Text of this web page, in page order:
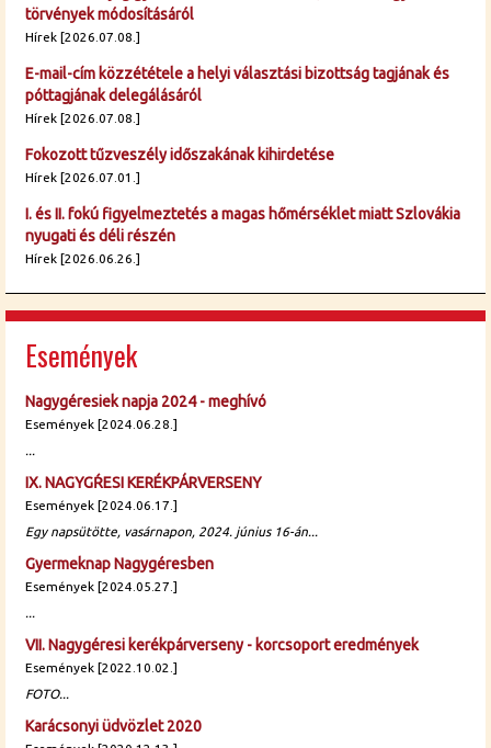
törvények módosításáról
Hírek [2026.07.08.]
E-mail-cím közzététele a helyi választási bizottság tagjának és
póttagjának delegálásáról
Hírek [2026.07.08.]
Fokozott tűzveszély időszakának kihirdetése
Hírek [2026.07.01.]
I. és II. fokú figyelmeztetés a magas hőmérséklet miatt Szlovákia
nyugati és déli részén
Hírek [2026.06.26.]
Események
Nagygéresiek napja 2024 - meghívó
Események [2024.06.28.]
...
IX. NAGYGŔESI KERÉKPÁRVERSENY
Események [2024.06.17.]
Egy napsütötte, vasárnapon, 2024. június 16-án...
Gyermeknap Nagygéresben
Események [2024.05.27.]
...
VII. Nagygéresi kerékpárverseny - korcsoport eredmények
Események [2022.10.02.]
FOTO...
Karácsonyi üdvözlet 2020